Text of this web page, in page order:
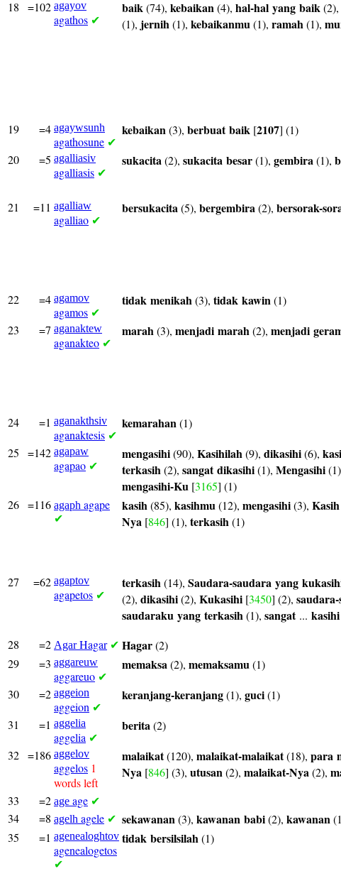
18 =102 agayov
agathos ✔
baik(74), kebaikan(4), hal-hal yang baik(2),
(1), jernih(1), kebaikanmu(1), ramah(1),
19
=4 agaywsunh
agathosune ✔
kebaikan(3), berbuat baik [2107] (1)
20 =5 agalliasiv
agalliasis ✔
sukacita(2), sukacita besar(1), gembira(1),
21
=11 agalliaw
agalliao ✔
bersukacita(5), bergembira(2), bersorak-
22
=4 agamov
agamos ✔
tidak menikah(3), tidak kawin(1)
23 =7 aganaktew
aganakteo ✔
marah(3), menjadi marah(2), menjadi
24
=1 aganakthsiv
aganaktesis ✔
kemarahan(1)
25 =142 agapaw
agapao ✔
mengasihi(90), Kasihilah(9), dikasihi(6),
terkasih(2), sangat dikasihi(1), Mengasihi
mengasihi-Ku [3165] (1)
26 =116 agaph agape
✔
kasih(85), kasihmu(12), mengasihi(3), Kasih
Nya [846] (1), terkasih(1)
27
=62 agaptov
agapetos ✔
terkasih(14), Saudara-saudara yang
(2), dikasihi(2), Kukasihi [3450] (2),
saudaraku yang terkasih(1), sangat... kasihi
28
=2 AgarHagar ✔ Hagar(2)
29
=3 aggareuw
aggareuo ✔
memaksa(2), memaksamu(1)
30 =2 aggeion
aggeion ✔
keranjang-keranjang(1), guci(1)
31 =1 aggelia
aggelia ✔
berita(2)
32 =186 aggelov
aggelos 1
words left
malaikat(120), malaikat-malaikat(18), para
Nya [846] (3), utusan(2), malaikat-Nya(2),
33 =2 age age ✔
34
=8 agelh agele ✔ sekawanan(3), kawanan babi(2), kawanan
35
=1 agenealoghtov
agenealogetos
✔
tidak bersilsilah(1)